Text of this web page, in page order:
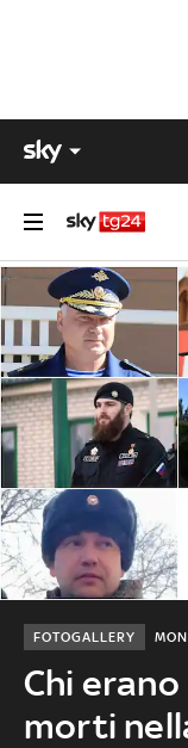
Chi
morti
FOTOGALLERY